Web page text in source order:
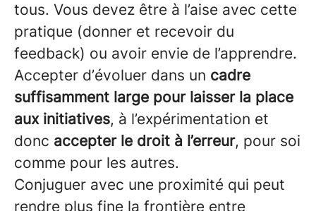
tous. Vous devez être à l’aise avec cette
pratique (donner et recevoir du
feedback) ou avoir envie de l’apprendre.
Accepter d’évoluer dans un cadre
suffisamment large pour laisser la place
aux initiatives, à l’expérimentation et
donc accepter le droit à l’erreur, pour soi
comme pour les autres.
Conjuguer avec une proximité qui peut
rendre plus fine la frontière entre